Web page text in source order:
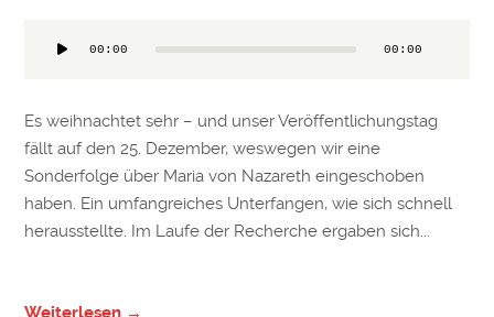
Player
00:00 00:00
Es weihnachtet sehr – und unser Veröffentlichungstag
fällt auf den 25. Dezember, weswegen wir eine
Sonderfolge über Maria von Nazareth eingeschoben
haben. Ein umfangreiches Unterfangen, wie sich schnell
herausstellte. Im Laufe der Recherche ergaben sich...
Weiterlesen →